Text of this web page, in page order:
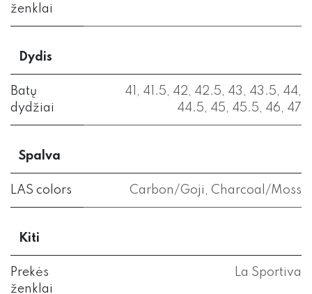
ženklai
Dydis
Batų
dydžiai
41 , 41.5, 42, 42.5, 43 , 43.5, 44,
44.5, 45, 45.5, 46, 47
Spalva
LAS colors Carbon/Goji , Charcoal/Moss
Kiti
Prekės
ženklai
La Sportiva